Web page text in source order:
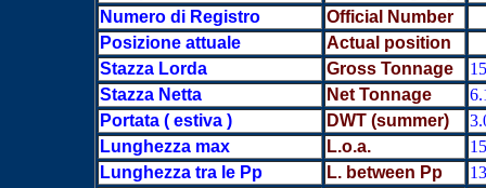
Numero di Registro
Official Number
Posizione attuale
Actual position
Stazza Lorda
Gross Tonnage
Stazza Netta
Net Tonnage
Portata ( estiva )
DWT (summer)
Lunghezza max
L.o.a.
Lunghezza tra le Pp
L. between Pp